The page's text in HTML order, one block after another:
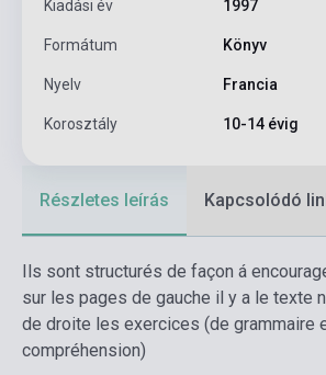
Kiadási év 1997
Formátum Könyv
Nyelv Francia
Korosztály 10-14 évig
Részletes leírás Kapcsolódó
Ils sont structurés de façon á
sur les pages de gauche il y a le texte
de droite les exercices (de grammaire
compréhension)